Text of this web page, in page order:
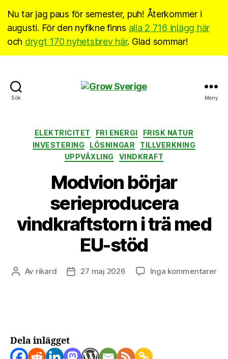
Nu tar jag paus för semester, puh! Återkommer i
augusti. För den nyfikne finns alla 2 716 inlägg här
och drygt 170 nyhetsbrev här. Glad sommar!
Sök Meny
Kategorier
ELEKTRICITET FRI ENERGI
FRISK NATUR
INVESTERING
LÖSNINGAR
TILLVERKNING
UPPVÄXLING
VINDKRAFT
Modvion börjar
serieproducera
vindkraftstorn i trä med
EU-stöd
Inläggsförfattare
Av rikard Inläggsdatum
27 maj 2026 Inga kommentarertill
Dela inlägget